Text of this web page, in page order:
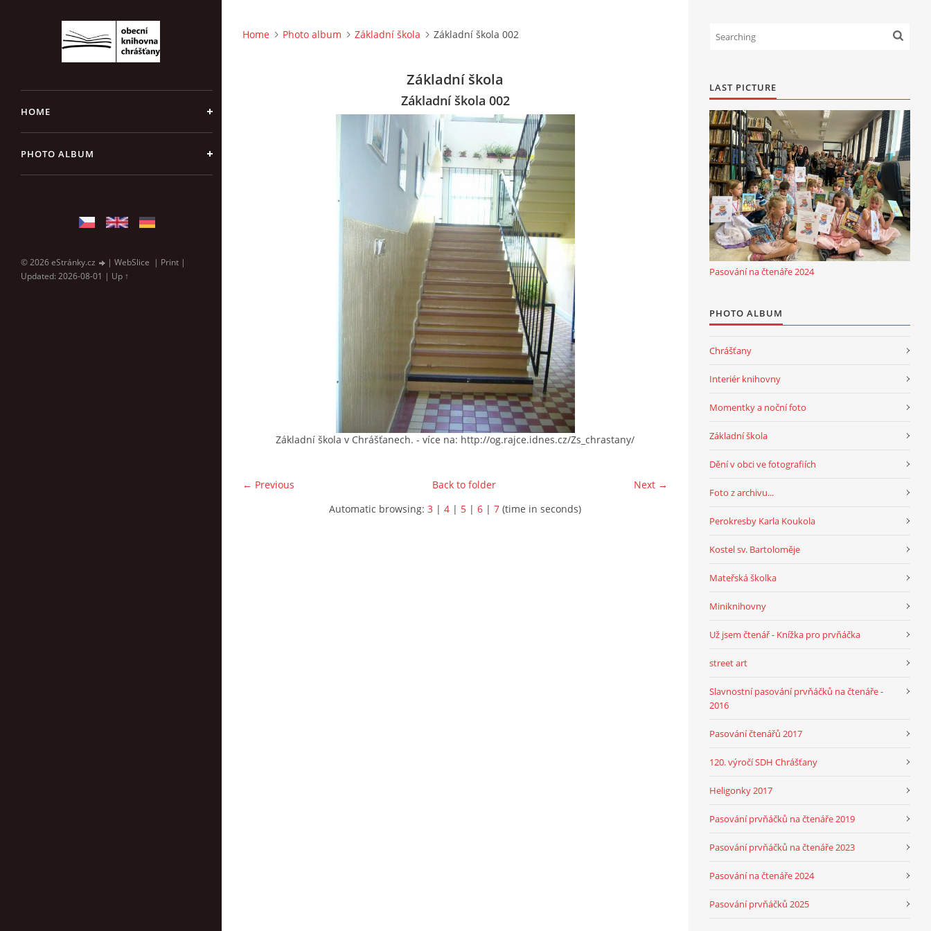
HOME
PHOTO ALBUM
© 2026 eStránky.cz | WebSlice | Print |
Updated: 2026-08-01 | Up ↑
Home Photo album Základní škola Základní škola 002
Základní škola
Základní škola 002
Základní škola v Chrášťanech. - více na: http://og.rajce.idnes.cz/Zs_chrastany/
← Previous Next →
Back to folder
Automatic browsing: 3 | 4 | 5 | 6 | 7 (time in seconds)
LAST PICTURE
Pasování na čtenáře 2024
PHOTO ALBUM
Chrášťany
Interiér knihovny
Momentky a noční foto
Základní škola
Dění v obci ve fotografiích
Foto z archivu...
Perokresby Karla Koukola
Kostel sv. Bartoloměje
Mateřská školka
Miniknihovny
Už jsem čtenář - Knížka pro prvňáčka
street art
Slavnostní pasování prvňáčků na čtenáře -
2016
Pasování čtenářů 2017
120. výročí SDH Chrášťany
Heligonky 2017
Pasování prvňáčků na čtenáře 2019
Pasování prvňáčků na čtenáře 2023
Pasování na čtenáře 2024
Pasování prvňáčků 2025